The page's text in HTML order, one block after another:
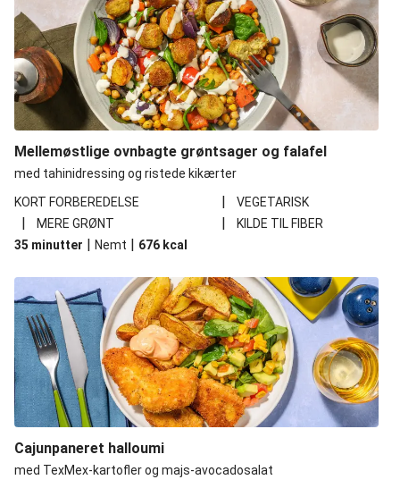
Mellemøstlige ovnbagte grøntsager og falafel
med tahinidressing og ristede kikærter
KORT FORBEREDELSE
| VEGETARISK
| MERE GRØNT |
KILDE TIL FIBER
35 minutter | Nemt | 676 kcal
Cajunpaneret halloumi
med TexMex-kartofler og majs-avocadosalat